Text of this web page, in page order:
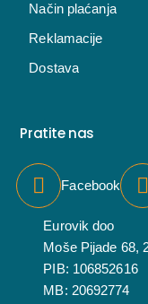
Način plaćanja
Reklamacije
Dostava
Pratite nas
Facebook
Eurovik doo
Moše Pijade 68,
PIB: 106852616
MB: 20692774